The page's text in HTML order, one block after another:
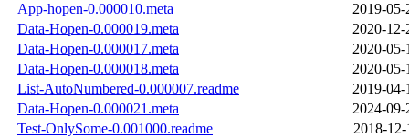
App-hopen-0.000010.meta
2019-05-
Data-Hopen-0.000019.meta
2020-12-
Data-Hopen-0.000017.meta
2020-05-
Data-Hopen-0.000018.meta
2020-05-
List-AutoNumbered-0.000007.readme
2019-04-
Data-Hopen-0.000021.meta
2024-09-
Test-OnlySome-0.001000.readme
2018-